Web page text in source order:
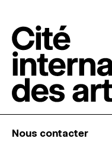
Nous contacter